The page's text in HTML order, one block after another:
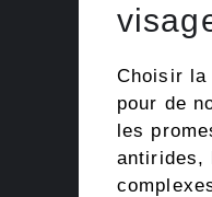
Choisir la
pour de
les
antirides,